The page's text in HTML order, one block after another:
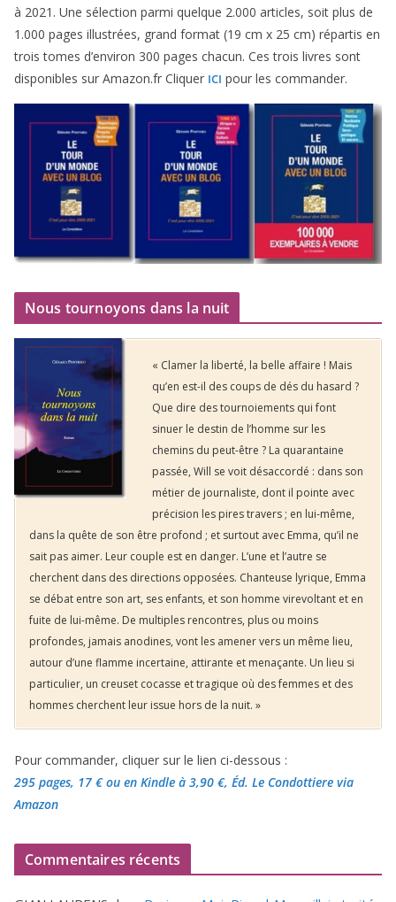
à 2021 . Une sélec­tion par­mi quelque 2.000 articles, soit plus de
1 .000 pages illus­trées, grand for­mat (19 cm x 25 cm) répar­tis en
trois tomes d’environ 300 pages cha­cun. Ces trois livres sont
dis­po­nibles sur Amazon​.fr Cliquer ICI pour les commander.
Nous tournoyons dans la nuit
« Clamer la liberté, la belle affaire ! Mais
qu’en est-il des coups de dés du hasard ?
Que dire des tournoiements qui font
sinuer le destin de l’homme sur les
chemins du peut-être ? La quarantaine
passée, Will se voit désaccordé : dans son
métier de journaliste, dont il pointe avec
précision les pires travers ; en lui-même,
dans la quête de son être profond ; et surtout avec Emma, qu’il ne
sait pas aimer. Leur couple est en danger. L’une et l’autre se
cherchent dans des directions opposées. Chanteuse lyrique, Emma
se débat entre son art, ses enfants, et son homme virevoltant et en
fuite de lui-même. De multiples rencontres, plus ou moins
profondes, jamais anodines, vont les amener vers un même lieu,
autour d’une flamme incertaine, attirante et menaçante. Un lieu si
particulier, un creuset cocasse et tragique où des femmes et des
hommes cherchent leur issue hors de la nuit. »
Pour commander, cliquer sur le lien ci-dessous :
295 pages, 17 €ou en Kindle à 3,90 €, Éd. Le Condottiere via
Amazon
Commentaires récents